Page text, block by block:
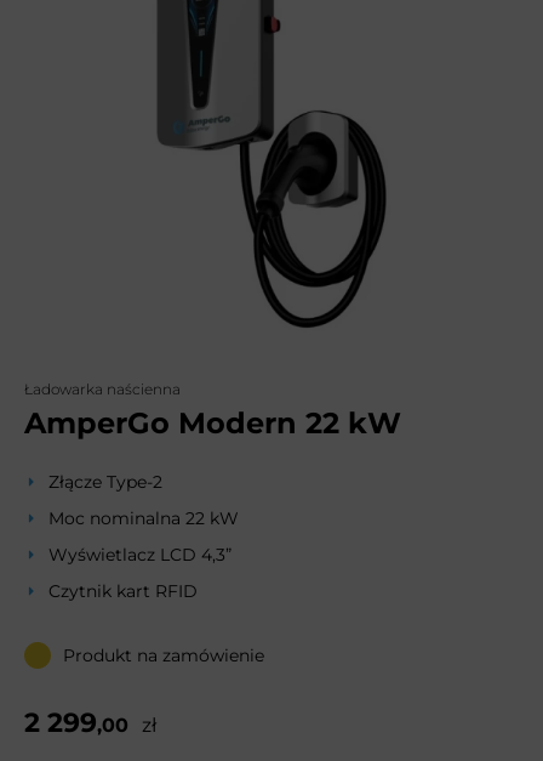
Ładowarka naścienna
AmperGo Modern 22 kW
Złącze Type-2
Moc nominalna 22 kW
Wyświetlacz LCD 4,3”
Czytnik kart RFID
Produkt na zamówienie
2 299,00 zł